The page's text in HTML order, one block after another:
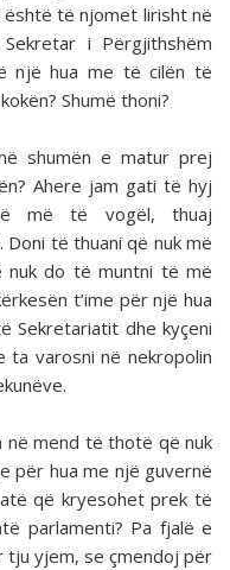
të njomet lirisht në
i Përgjithshëm
një hua me të cilën të
Shumë thoni?
shumën e matur prej
Ahere jam gati të hyj
më të vogël, thuaj
të thuani që nuk më
do të muntni të më
t’ime për një hua
Sekretariatit dhe kyçeni
varosni në nekropolin
në mend të thotë që nuk
për hua me një guvernë
që kryesohet prek të
parlamenti? Pa fjalë e
tju yjem, se çmendoj për